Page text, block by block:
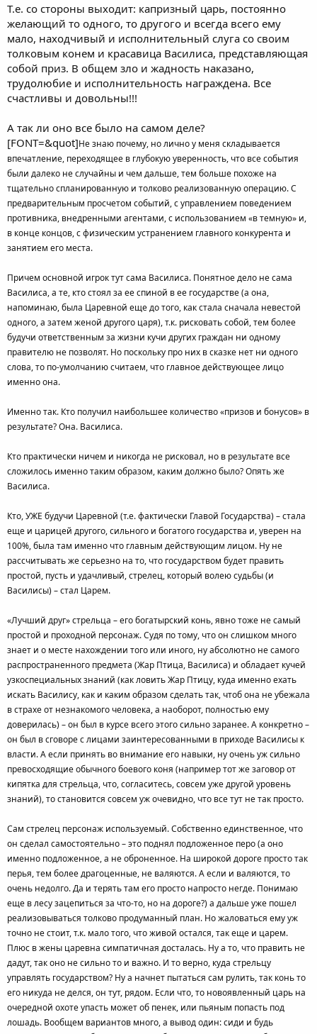
Т.е. со стороны выходит: капризный царь, постоянно
желающий то одного, то другого и всегда всего ему
мало, находчивый и исполнительный слуга со своим
толковым конем и красавица Василиса, представляющая
собой приз. В общем зло и жадность наказано,
трудолюбие и исполнительность награждена. Все
счастливы и довольны!!!
А так ли оно все было на самом деле?
[FONT=&quot]Не знаю почему, но лично у меня складывается
впечатление, переходящее в глубокую уверенность, что все события
были далеко не случайны и чем дальше, тем больше похоже на
тщательно спланированную и толково реализованную операцию. С
предварительным просчетом событий, с управлением поведением
противника, внедренными агентами, с использованием «в темную» и,
в конце концов, с физическим устранением главного конкурента и
занятием его места.
Причем основной игрок тут сама Василиса. Понятное дело не сама
Василиса, а те, кто стоял за ее спиной в ее государстве (а она,
напоминаю, была Царевной еще до того, как стала сначала невестой
одного, а затем женой другого царя), т.к. рисковать собой, тем более
будучи ответственным за жизни кучи других граждан ни одному
правителю не позволят. Но поскольку про них в сказке нет ни одного
слова, то по-умолчанию считаем, что главное действующее лицо
именно она.
Именно так. Кто получил наибольшее количество «призов и бонусов» в
результате? Она. Василиса.
Кто практически ничем и никогда не рисковал, но в результате все
сложилось именно таким образом, каким должно было? Опять же
Василиса.
Кто, УЖЕ будучи Царевной (т.е. фактически Главой Государства) – стала
еще и царицей другого, сильного и богатого государства и, уверен на
100%, была там именно что главным действующим лицом. Ну не
рассчитывать же серьезно на то, что государством будет править
простой, пусть и удачливый, стрелец, который волею судьбы (и
Василисы) – стал Царем.
«Лучший друг» стрельца – его богатырский конь, явно тоже не самый
простой и проходной персонаж. Судя по тому, что он слишком много
знает и о месте нахождении того или иного, ну абсолютно не самого
распространенного предмета (Жар Птица, Василиса) и обладает кучей
узкоспециальных знаний (как ловить Жар Птицу, куда именно ехать
искать Василису, как и каким образом сделать так, чтоб она не убежала
в страхе от незнакомого человека, а наоборот, полностью ему
доверилась) – он был в курсе всего этого сильно заранее. А конкретно –
он был в сговоре с лицами заинтересованными в приходе Василисы к
власти. А если принять во внимание его навыки, ну очень уж сильно
превосходящие обычного боевого коня (например тот же заговор от
кипятка для стрельца, что, согласитесь, совсем уже другой уровень
знаний), то становится совсем уж очевидно, что все тут не так просто.
Сам стрелец персонаж используемый. Собственно единственное, что
он сделал самостоятельно – это поднял подложенное перо (а оно
именно подложенное, а не оброненное. На широкой дороге просто так
перья, тем более драгоценные, не валяются. А если и валяются, то
очень недолго. Да и терять там его просто напросто негде. Понимаю
еще в лесу зацепиться за что-то, но на дороге?) а дальше уже пошел
реализовываться толково продуманный план. Но жаловаться ему уж
точно не стоит, т.к. мало того, что живой остался, так еще и царем.
Плюс в жены царевна симпатичная досталась. Ну а то, что править не
дадут, так оно не сильно то и важно. И то верно, куда стрельцу
управлять государством? Ну а начнет пытаться сам рулить, так конь то
его никуда не делся, он тут, рядом. Если что, то новоявленный царь на
очередной охоте упасть может об пенек, или пьяным попасть под
лошадь. Вообщем вариантов много, а вывод один: сиди и будь